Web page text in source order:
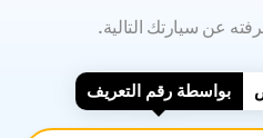
عن سيارتك التالية
بواسطة رقم التعريف